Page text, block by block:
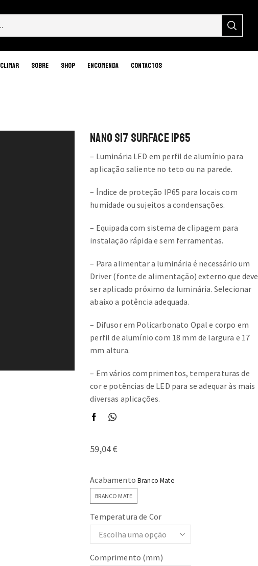
Climar Sobre Shop Encomenda Contactos
Produto feito especialmente para si
NANO S17 SURFACE IP65
– Luminária LED em perfil de alumínio para
aplicação saliente no teto ou na parede.
– Índice de proteção IP65 para locais com
humidade ou sujeitos a condensações.
– Equipada com sistema de clipagem para
instalação rápida e sem ferramentas.
– Para alimentar a luminária é necessário um
Driver (fonte de alimentação) externo que deve
ser aplicado próximo da luminária. Selecionar
abaixo a potência adequada.
– Difusor em Policarbonato Opal e corpo em
perfil de alumínio com 18 mm de largura e 17
mm altura.
– Em vários comprimentos, temperaturas de
cor e potências de LED para se adequar às mais
diversas aplicações.
59,04€
Acabamento
BRANCO MATE
Temperatura de Cor
Comprimento (mm)